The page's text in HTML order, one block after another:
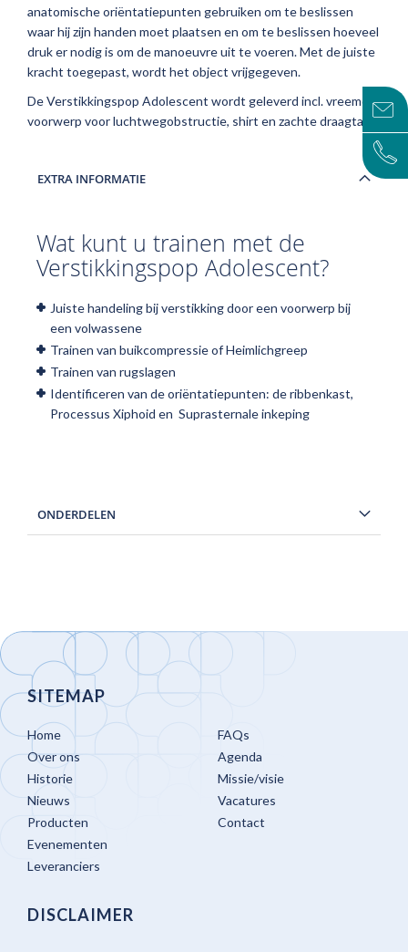
anatomische oriëntatiepunten gebruiken om te beslissen
waar hij zijn handen moet plaatsen en om te beslissen hoeveel
druk er nodig is om de manoeuvre uit te voeren. Met de juiste
kracht toegepast, wordt het object vrijgegeven.
De Verstikkingspop Adolescent wordt geleverd incl. vreemd
voorwerp voor luchtwegobstructie, shirt en zachte draagtas.
EXTRA INFORMATIE
Wat kunt u trainen met de
Verstikkingspop Adolescent?
Juiste handeling bij verstikking door een voorwerp bij
een volwassene
Trainen van buikcompressie of Heimlichgreep
Trainen van rugslagen
Identificeren van de oriëntatiepunten: de ribbenkast,
Processus Xiphoid en Suprasternale inkeping
ONDERDELEN
SITEMAP
Home
Over ons
Historie
Nieuws
Producten
Evenementen
Leveranciers
FAQs
Agenda
Missie/visie
Vacatures
Contact
DISCLAIMER